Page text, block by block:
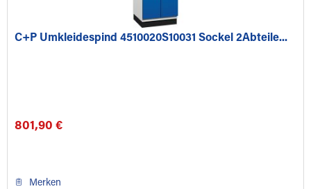
C+P Umkleidespind 4510020S10031 Sockel 2Abteile...
801,90 €
Merken